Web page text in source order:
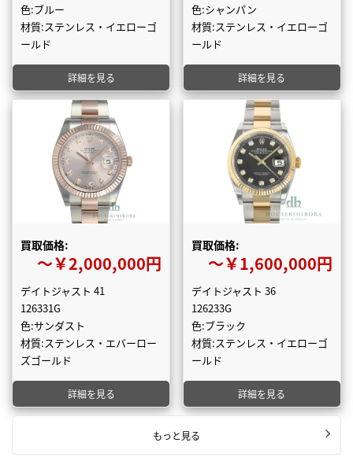
色:ブルー
材質:ステンレス・イエローゴ
ールド
詳細を見る
色:シャンパン
材質:ステンレス・イエローゴ
ールド
詳細を見る
買取価格:
〜￥2,000,000円
デイトジャスト 41
126331G
色:サンダスト
材質:ステンレス・エバーロー
ズゴールド
詳細を見る
買取価格:
〜￥1,600,000円
デイトジャスト 36
126233G
色:ブラック
材質:ステンレス・イエローゴ
ールド
詳細を見る
もっと見る